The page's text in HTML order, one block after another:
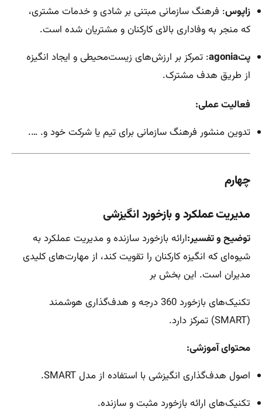
زاپوس: فرهنگ سازمانی مبتنی بر شادی و خدمات مشتری،
که منجر به وفاداری بالای کارکنان و مشتریان شده است.
پتagonia
: تمرکز بر ارزش‌های زیست‌محیطی و ایجاد انگیزه
از طریق هدف مشترک.
فعالیت عملی:
تدوین منشور فرهنگ سازمانی برای تیم یا شرکت خود و. ….
چهارم
مدیریت عملکرد و بازخورد انگیزشی
توضیح و تفسیر:ارائه بازخورد سازنده و مدیریت عملکرد به
شیوه‌ای که انگیزه کارکنان را تقویت کند، از مهارت‌های کلیدی
مدیران است. این بخش بر
تکنیک‌های بازخورد 360 درجه و هدف‌گذاری هوشمند
(SMART) تمرکز دارد.
محتوای آموزشی:
اصول هدف‌گذاری انگیزشی با استفاده از مدل SMART.
تکنیک‌های ارائه بازخورد مثبت و سازنده.